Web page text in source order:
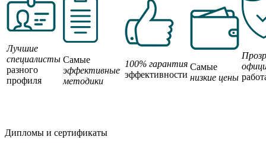
Лучшие
специалисты
разного
профиля
Самые
эффективные
методики
100% гарантия
эффективности
Самые
низкие цены
Дипломы и сертификаты